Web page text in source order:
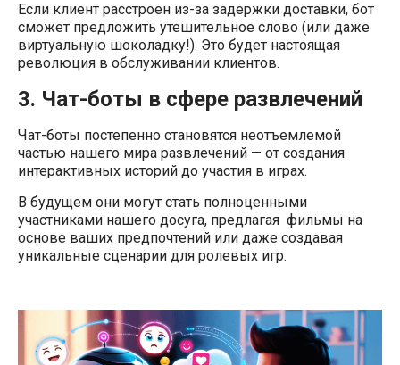
Если клиент расстроен из-за задержки доставки, бот
сможет предложить утешительное слово (или даже
виртуальную шоколадку!). Это будет настоящая
революция в обслуживании клиентов.
3. Чат-боты в сфере развлечений
Чат-боты постепенно становятся неотъемлемой
частью нашего мира развлечений — от создания
интерактивных историй до участия в играх.
В будущем они могут стать полноценными
участниками нашего досуга, предлагая фильмы на
основе ваших предпочтений или даже создавая
уникальные сценарии для ролевых игр.